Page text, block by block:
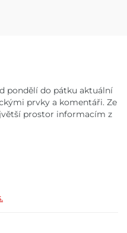
pondělí do pátku aktuální
prvky a komentáři. Ze
prostor informacím z